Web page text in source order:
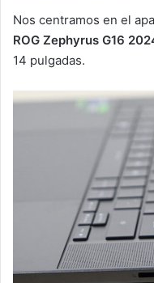
Nos centramos en el
ROG Zephyrus G16
14 pulgadas.